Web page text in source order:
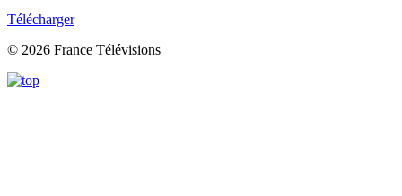
Télécharger
© 2026 France Télévisions